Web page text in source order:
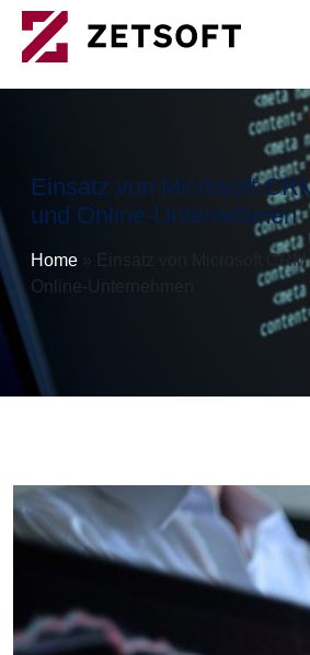
Einsatz von Microsoft
und Online-Unternehmen
Home »
Einsatz von Microsoft
Online-Unternehmen